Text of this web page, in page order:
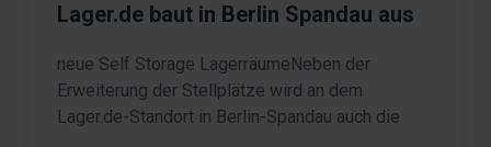
Lager.de baut in Berlin Spandau aus
neue Self Storage LagerräumeNeben der
Erweiterung der Stellplätze wird an dem
Lager.de-Standort in Berlin-Spandau auch die